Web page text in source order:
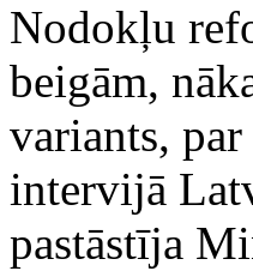
Nodokļu
beigām,
variants,
intervijā
pastāstīja